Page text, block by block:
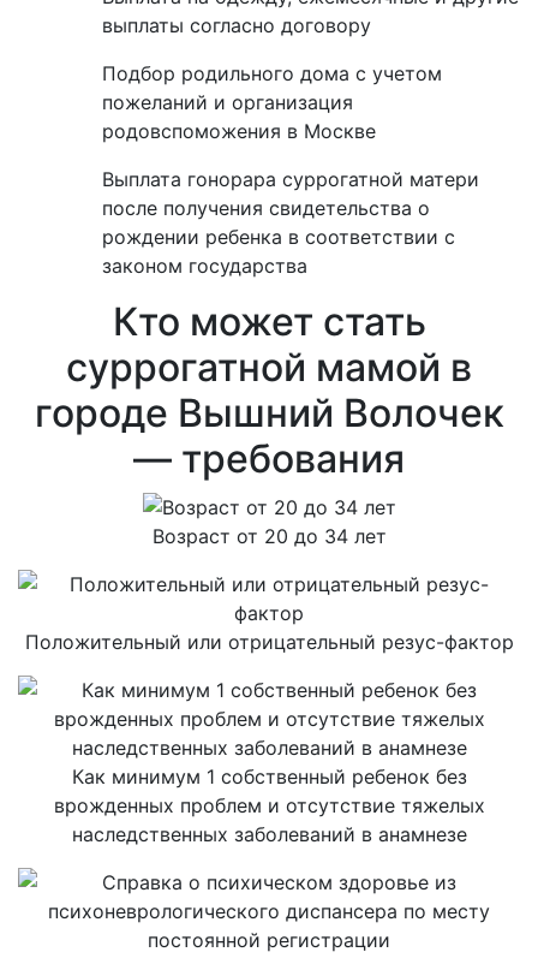
выплаты согласно договору
Подбор родильного дома с учетом
пожеланий и организация
родовспоможения в Москве
Выплата гонорара суррогатной матери
после получения свидетельства о
рождении ребенка в соответствии с
законом государства
Кто может стать
суррогатной мамой в
городе Вышний Волочек
— требования
Возраст от 20 до 34 лет
Положительный или отрицательный резус-фактор
Как минимум 1 собственный ребенок без
врожденных проблем и отсутствие тяжелых
наследственных заболеваний в анамнезе